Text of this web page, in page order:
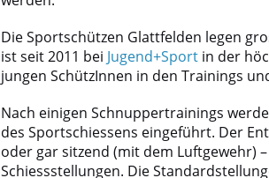
Die Sportschützen Glattfelden legen
ist seit 2011 bei Jugend+Sport in der
jungen SchützInnen in den Trainings
Nach einigen Schnuppertrainings
des Sportschiessens eingeführt. Der
oder gar sitzend (mit dem Luftgewehr)
Schiessstellungen. Die